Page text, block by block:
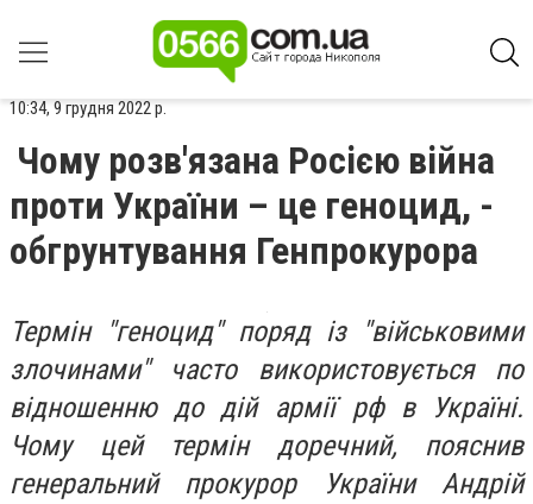
10:34, 9 грудня 2022 р.
Чому розв'язана Росією війна
проти України – це геноцид, -
обгрунтування Генпрокурора
Термін "геноцид" поряд із "військовими
злочинами" часто використовується по
відношенню до дій армії рф в Україні.
Чому цей термін доречний, пояснив
генеральний прокурор України Андрій